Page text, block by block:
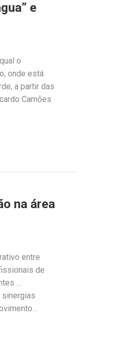
e
o
onde está
a partir das
Camões
na área
entre
de
…